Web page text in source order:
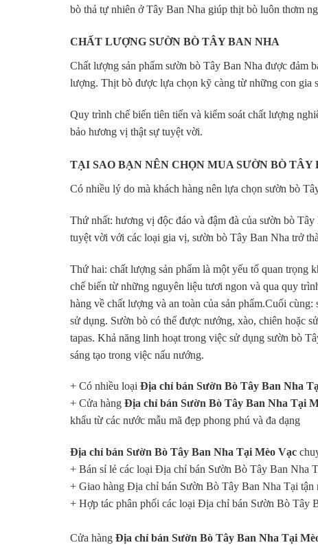
bò thả tự nhiên ở Tây Ban Nha giúp thịt bò luôn thơm
CHẤT LƯỢNG SƯỜN BÒ TÂY BAN NHA
Chất lượng sản phẩm sườn bò Tây Ban Nha được đảm
lượng. Thịt bò được lựa chọn kỹ càng từ những con gia
Quy trình chế biến tiên tiến và kiểm soát chất lượng
bảo hương vị thật sự tuyệt vời.
TẠI SAO BẠN NÊN CHỌN MUA SƯỜN BÒ
Có nhiều lý do mà khách hàng nên lựa chọn sườn bò
Thứ nhất: hương vị độc đáo và đậm đà của sườn bò
tuyệt vời với các loại gia vị, sườn bò Tây Ban Nha trở
Thứ hai: chất lượng sản phẩm là một yếu tố quan trọng
chế biến từ những nguyên liệu tươi ngon và qua quy
hàng về chất lượng và an toàn của sản phẩm.Cuối
sử dụng. Sườn bò có thể được nướng, xào, chiên hoặc
tapas. Khả năng linh hoạt trong việc sử dụng sườn bò
sáng tạo trong việc nấu nướng.
+ Có nhiều loại Địa chỉ bán Sườn Bò Tây Ban Nha
+ Cửa hàng Địa chỉ bán Sườn Bò Tây Ban Nha Tại
khẩu từ các nước mẫu mã đẹp phong phú và đa dạng
Địa chỉ bán Sườn Bò Tây Ban Nha Tại Mèo Vạc
+ Bán sỉ lẻ các loại Địa chỉ bán Sườn Bò Tây Ban Nha
+ Giao hàng Địa chỉ bán Sườn Bò Tây Ban Nha Tại tận
+ Hợp tác phân phối các loại Địa chỉ bán Sườn Bò Tây
Cửa hàng Địa chỉ bán Sườn Bò Tây Ban Nha Tại